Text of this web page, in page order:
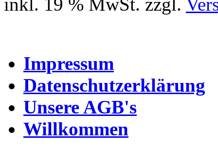
Impressum
Datenschutzerklärung
Unsere AGB's
Willkommen